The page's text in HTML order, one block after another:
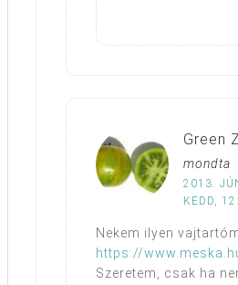
Green
mondta
2013.
KEDD,
Nekem ilyen
https://
Szeretem, csak ha